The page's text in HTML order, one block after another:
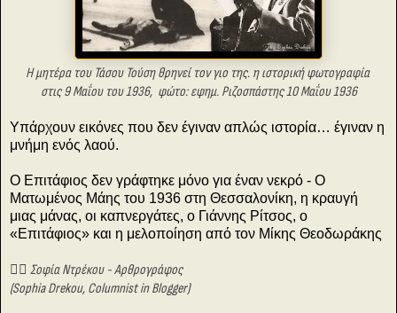
Η μητέρα του Τάσου Τούση θρηνεί τον γιο της. η ιστορικήφωτογραφία
στις 9 Μαΐου του 1936, φώτο: εφημ. Ριζοσπάστης 10 Μαΐου 1936
Υπάρχουν εικόνες που δεν έγιναν απλώς ιστορία… έγιναν η
μνήμη ενός λαού.
Ο Επιτάφιος δεν γράφτηκε μόνο για έναν νεκρό - Ο
Ματωμένος Μάης του 1936 στη Θεσσαλονίκη, η κραυγή
μιας μάνας, οι καπνεργάτες, ο Γιάννης Ρίτσος, ο
«Επιτάφιος» και η μελοποίηση από τον Μίκης Θεοδωράκης
✍🏻 Σοφία Ντρέκου - Αρθρογράφος
(Sophia Drekou, Columnist in Blogger)